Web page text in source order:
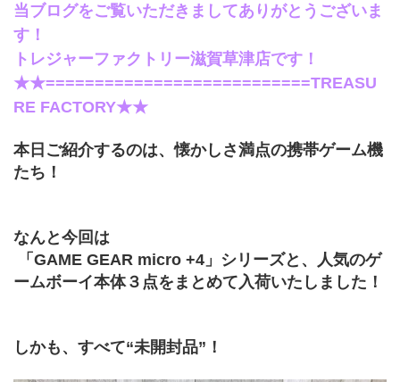
当ブログをご覧いただきましてありがとうございま
す！
トレジャーファクトリー滋賀草津店です！
★★===========================TREASU
RE FACTORY★★
本日ご紹介するのは、懐かしさ満点の携帯ゲーム機
たち！
なんと今回は
ームボーイ本体３点をまとめて入荷いたしました！
しかも、すべて“未開封品”！